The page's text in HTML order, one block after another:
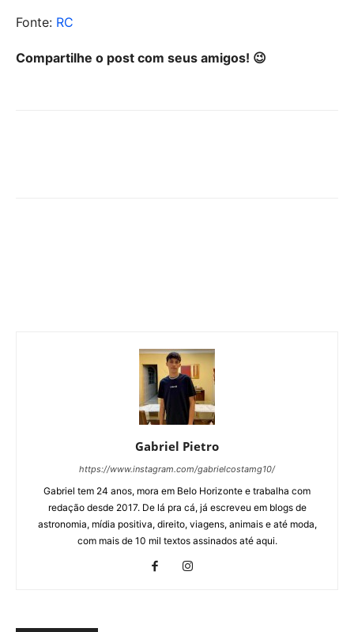
Fonte: RC
Compartilhe o post com seus amigos! 😉
Gabriel Pietro
https://www.instagram.com/gabrielcostamg10/
Gabriel tem 24 anos, mora em Belo Horizonte e trabalha com
redação desde 2017. De lá pra cá, já escreveu em blogs de
astronomia, mídia positiva, direito, viagens, animais e até moda,
com mais de 10 mil textos assinados até aqui.